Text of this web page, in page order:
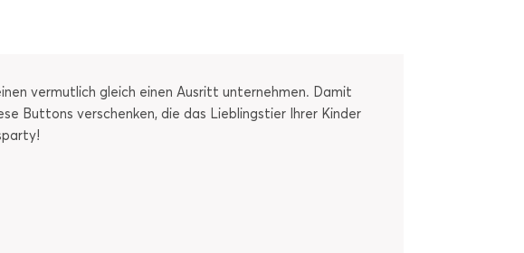
vermutlich gleich einen Ausritt unternehmen. Damit
Buttons verschenken, die das Lieblingstier Ihrer Kinder